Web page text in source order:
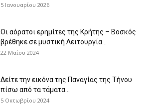
5 Ιανουαρίου 2026
Οι αόρατοι ερημίτες της Κρήτης – Βοσκός
βρέθηκε σε μυστική Λειτουργία...
22 Μαΐου 2024
Δείτε την εικόνα της Παναγίας της Τήνου
πίσω από τα τάματα...
5 Οκτωβρίου 2024